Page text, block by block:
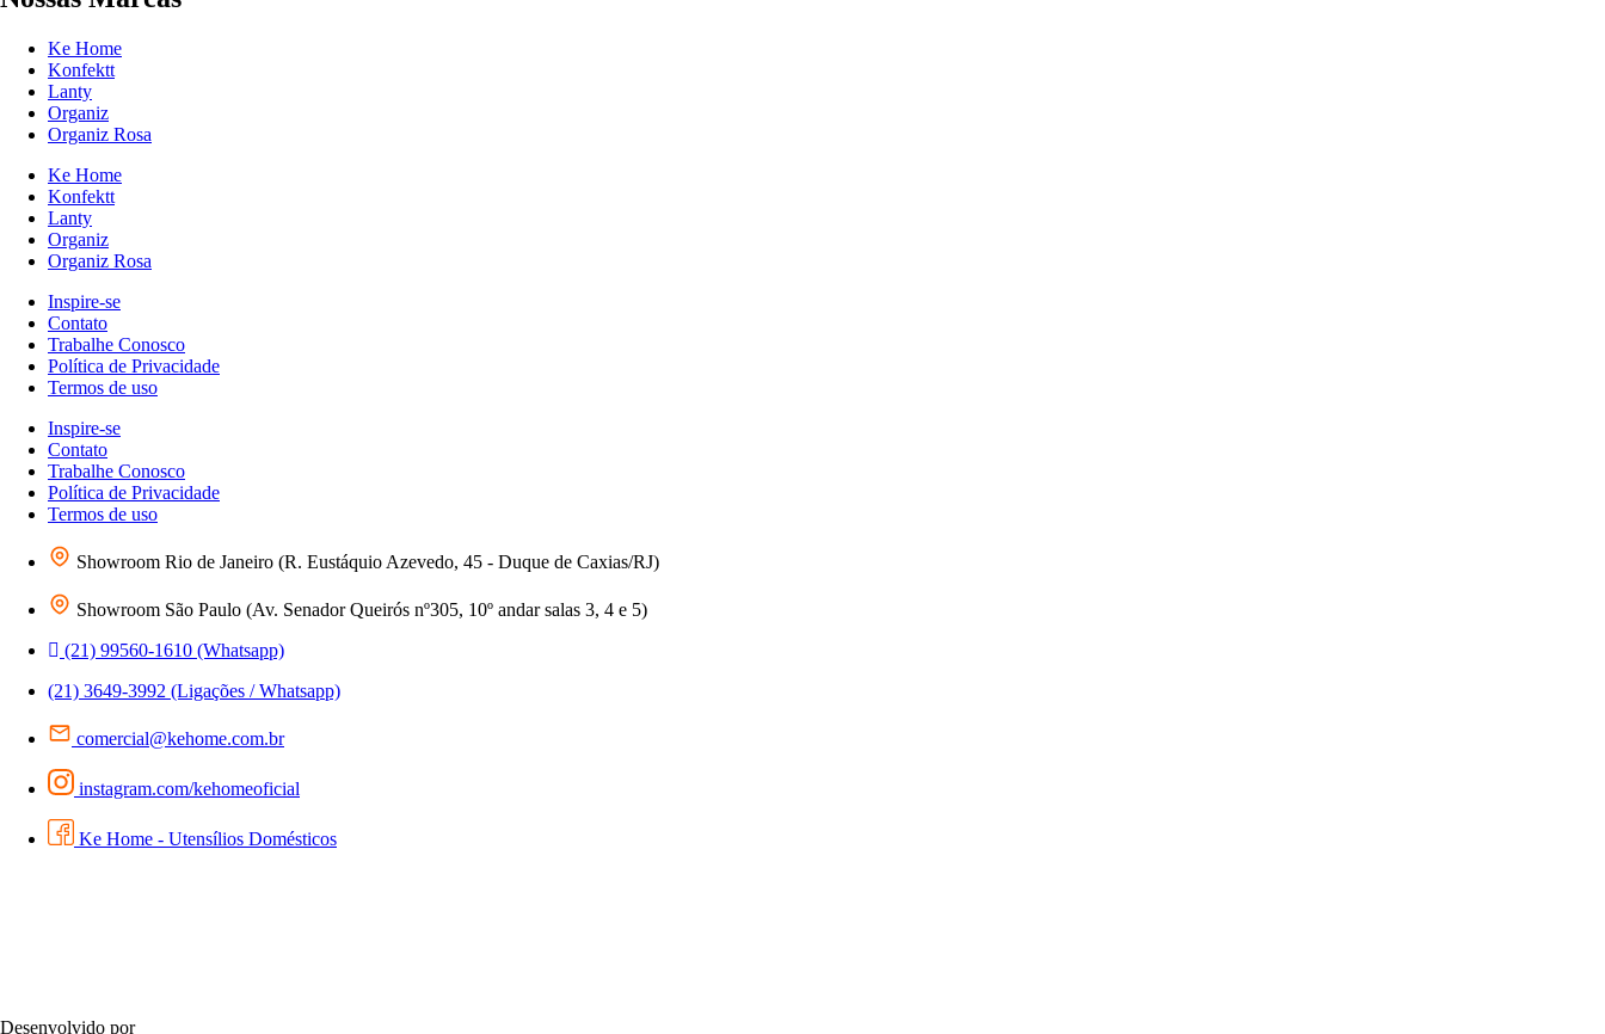
Ke Home
Konfektt
Lanty
Organiz
Organiz Rosa
Ke Home
Konfektt
Lanty
Organiz
Organiz Rosa
Inspire-se
Contato
Trabalhe Conosco
Política de Privacidade
Termos de uso
Inspire-se
Contato
Trabalhe Conosco
Política de Privacidade
Termos de uso
Showroom Rio de Janeiro (R. Eustáquio Azevedo, 45 - Duque de Caxias/RJ)
Showroom São Paulo (Av. Senador Queirós nº305, 10º andar salas 3, 4 e 5)
(21) 99560-1610 (Whatsapp)
(21) 3649-3992 (Ligações / Whatsapp)
comercial@kehome.com.br
instagram.com/kehomeoficial
Ke Home - Utensílios Domésticos
Desenvolvido por